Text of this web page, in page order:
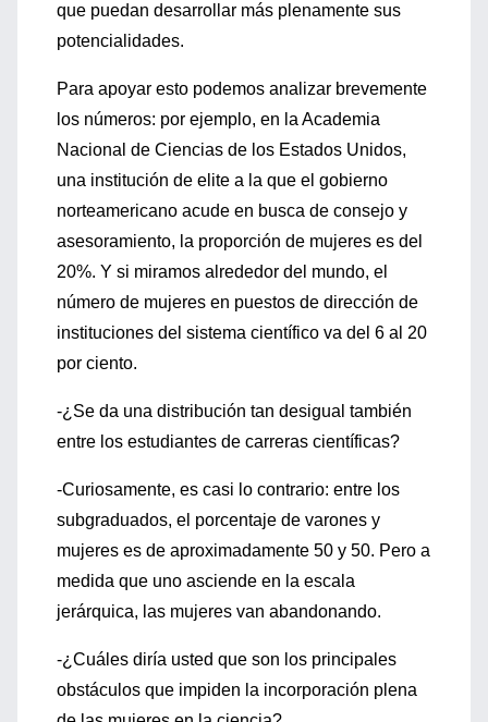
que puedan desarrollar más plenamente sus
potencialidades.
Para apoyar esto podemos analizar brevemente
los números: por ejemplo, en la Academia
Nacional de Ciencias de los Estados Unidos,
una institución de elite a la que el gobierno
norteamericano acude en busca de consejo y
asesoramiento, la proporción de mujeres es del
20%. Y si miramos alrededor del mundo, el
número de mujeres en puestos de dirección de
instituciones del sistema científico va del 6 al 20
por ciento.
-¿Se da una distribución tan desigual también
entre los estudiantes de carreras científicas?
-Curiosamente, es casi lo contrario: entre los
subgraduados, el porcentaje de varones y
mujeres es de aproximadamente 50 y 50. Pero a
medida que uno asciende en la escala
jerárquica, las mujeres van abandonando.
-¿Cuáles diría usted que son los principales
obstáculos que impiden la incorporación plena